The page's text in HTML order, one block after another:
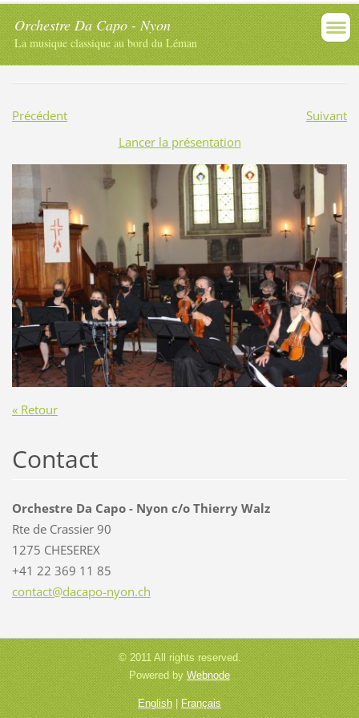
Orchestre Da Capo - Nyon
La musique classique au bord du Léman
Précédent
Suivant
Lancer la présentation
« Retour
Contact
Orchestre Da Capo - Nyon c/o Thierry Walz
Rte de Crassier 90
1275 CHESEREX
+41 22 369 11 85
contact@dacapo-nyon.ch
© 2011 All rights reserved.
Powered by Webnode
English|Français